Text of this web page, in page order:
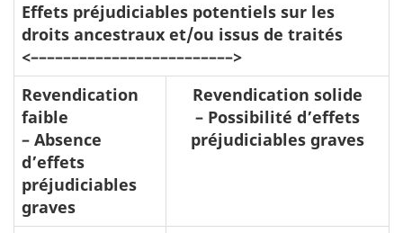
Effets préjudiciables potentiels sur les
droits ancestraux et/ou issus de traités
<–––––––––––––––––––––––––>
Revendication
faible
– Absence
d’effets
préjudiciables
graves
Revendication solide
– Possibilité d’effets
préjudiciables graves